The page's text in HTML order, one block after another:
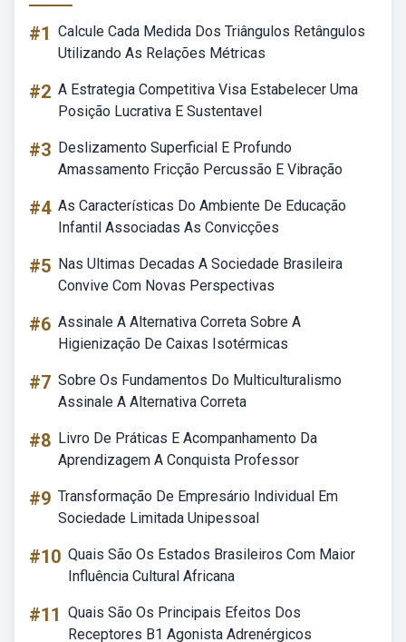
#1 Calcule Cada Medida Dos Triângulos Retângulos
Utilizando As Relações Métricas
#2 A Estrategia Competitiva Visa Estabelecer Uma
Posição Lucrativa E Sustentavel
#3 Deslizamento Superficial E Profundo
Amassamento Fricção Percussão E Vibração
#4 As Características Do Ambiente De Educação
Infantil Associadas As Convicções
#5 Nas Ultimas Decadas A Sociedade Brasileira
Convive Com Novas Perspectivas
#6 Assinale A Alternativa Correta Sobre A
Higienização De Caixas Isotérmicas
#7 Sobre Os Fundamentos Do Multiculturalismo
Assinale A Alternativa Correta
#8 Livro De Práticas E Acompanhamento Da
Aprendizagem A Conquista Professor
#9 Transformação De Empresário Individual Em
Sociedade Limitada Unipessoal
#10 Quais São Os Estados Brasileiros Com Maior
Influência Cultural Africana
#11 Quais São Os Principais Efeitos Dos
Receptores B1 Agonista Adrenérgicos